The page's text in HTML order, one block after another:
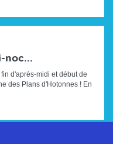
noc...
d'après-midi et début de
des Plans d'Hotonnes ! En